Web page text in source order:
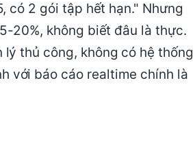
có 2 gói tập hết hạn." Nhưng
20%, không biết đâu là thực.
thủ công, không có hệ thống
với báo cáo realtime chính là